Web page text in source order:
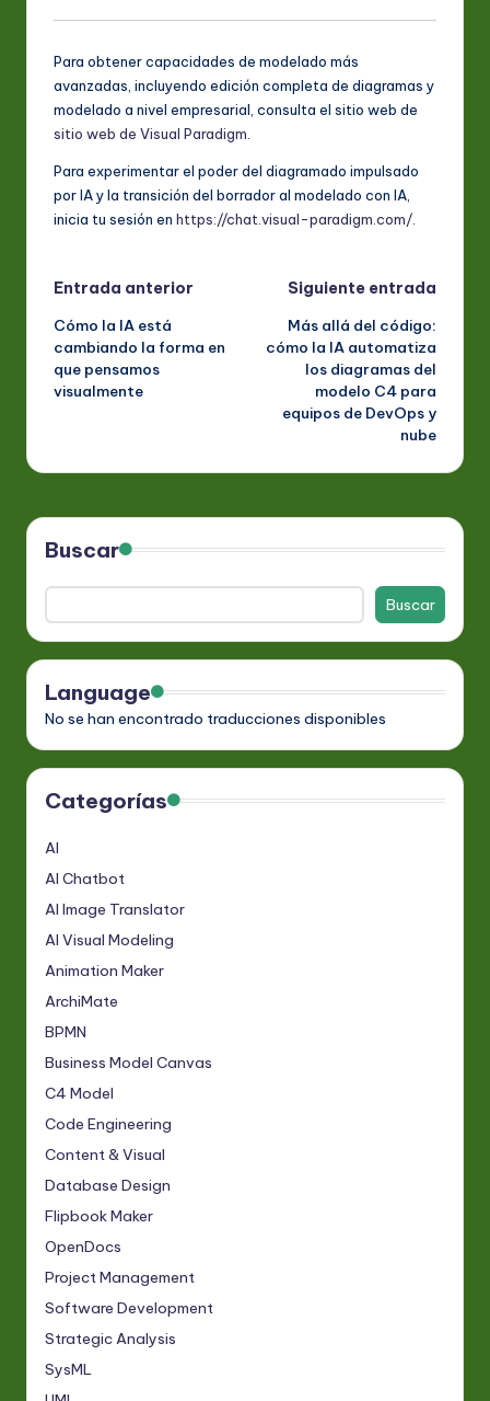
Para obtener capacidades de modelado más
avanzadas, incluyendo edición completa de diagramas y
modelado a nivel empresarial, consulta el sitio web de
sitio web de Visual Paradigm
Para experimentar el poder del diagramado impulsado
por IA y la transición del borrador al modelado con IA,
inicia tu sesión en https://chat.visual-paradigm.com/
Navegación
de
entradas
Entrada anterior
Cómo la IA está
cambiando la forma en
que pensamos
visualmente
Siguiente entrada
Más allá del código:
cómo la IA automatiza
los diagramas del
modelo C4 para
equipos de DevOps y
nube
Buscar
Buscar
Language
No se han encontrado traducciones disponibles
Categorías
AI
AI Chatbot
AI Image Translator
AI Visual Modeling
Animation Maker
ArchiMate
BPMN
Business Model Canvas
C4 Model
Code Engineering
Content & Visual
Database Design
Flipbook Maker
OpenDocs
Project Management
Software Development
Strategic Analysis
SysML